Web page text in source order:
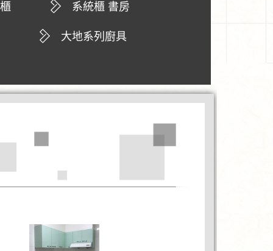
系統櫃 書房
大地系列廚具